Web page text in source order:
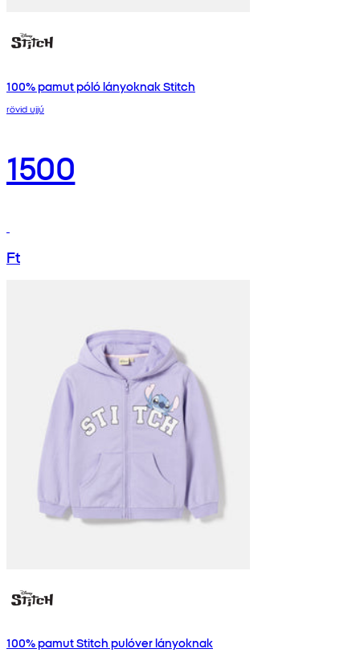
100% pamut póló lányoknak Stitch
rövid ujjú
1500
Ft
100% pamut Stitch pulóver lányoknak